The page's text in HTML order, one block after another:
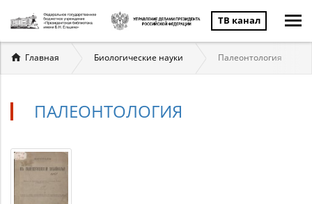
ТВ канал
Вы
здесь
Главная Биологические науки Палеонтология
ПАЛЕОНТОЛОГИЯ
Палеонтология
Материалы
по
теме